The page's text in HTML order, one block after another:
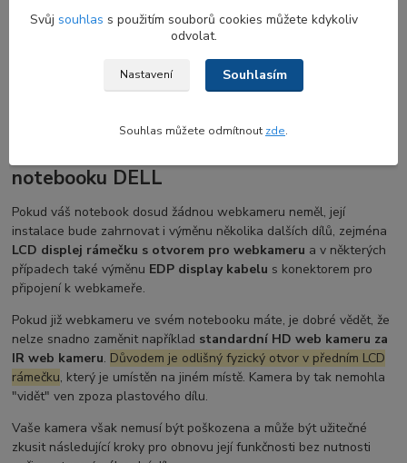
jakmile se vrátíte, obrazovka se zapne aIR kamera začne hledat
je stále užitečný pro automatické zamykání vašeho notebooku,
notebooku DELL
Pokud váš notebook dosud žádnou webkameru neměl, její
instalace bude zahrnovat i výměnu několika dalších dílů, zejména
LCD displej rámečku s otvorem pro webkameru a v některých
případech také výměnu EDP display kabelu s konektorem pro
připojení k webkameře.
Pokud již webkameru ve svém notebooku máte, je dobré vědět, že
nelze snadno zaměnit například standardní HD web kameru za
IR web kameru. Důvodem je odlišný fyzický otvor v předním LCD
rámečku, který je umístěn na jiném místě. Kamera by tak nemohla
"vidět" ven zpoza plastového dílu.
Vaše kamera však nemusí být poškozena a může být užitečné
zkusit následující kroky pro obnovu její funkčnosti bez nutnosti
Svůj souhlas s použitím souborů cookies můžete kdykoliv
odvolat.
Nastavení Souhlasím
Souhlas můžete odmítnout zde.